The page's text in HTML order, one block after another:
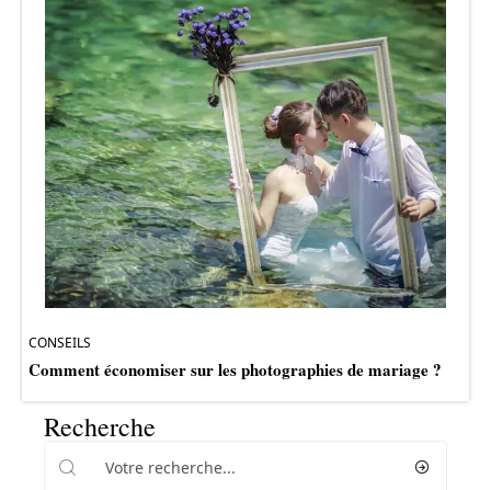
CONSEILS
Comment économiser sur les photographies de mariage ?
Recherche